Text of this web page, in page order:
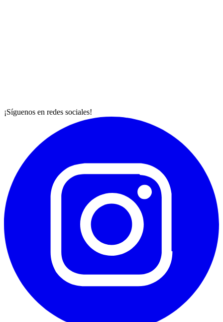
¡Síguenos en redes sociales!